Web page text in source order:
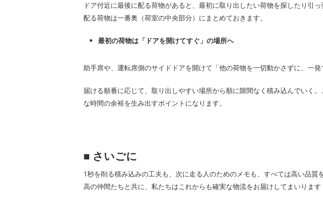
ドア付近に最後に配る荷物があると、最初に取り出したい荷物を探したり引
配る荷物は一番奥（荷室の中央部分）にまとめておきます。
最初の荷物は「ドアを開けてすぐ」の場所へ
助手席や、運転席側のサイドドアを開けて「他の荷物を一切動かさずに、一発
届ける順番に応じて、取り出しやすい場所から順に隙間なく積み込んでいく
な時間の余裕を生み出すポイントになります。
■ さいごに
1秒を削る積み込みの工夫も、次に走る人のためのメモも、すべては高い品
高の仲間たちと共に、私たちはこれからも確実な物流をお届けしてまいります